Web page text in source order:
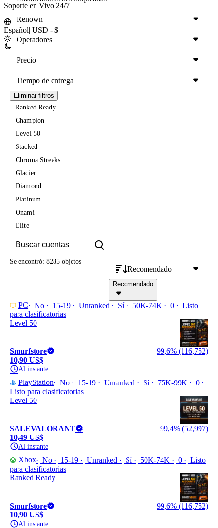
Soporte en Vivo 24/7
Español| USD - $
Renown
Operadores
Precio
Tiempo de entrega
Eliminar filtros
Ranked Ready
Champion
Level 50
Stacked
Chroma Streaks
Glacier
Diamond
Platinum
Onami
Elite
Recomendado
Recomendado
Se encontró: 8285 objetos
PC No 15-19 Unranked Sí 50K-74K 0
Listo
para clasificatorias
Level 50
Smurfstore
99,6% (116,752)
10,90 US$
Al instante
PlayStation No 15-19 Unranked Sí 75K-99K
0
Listo para clasificatorias
Level 50
SALEVALORANT
99,4% (52,997)
10,49 US$
Al instante
Xbox No 15-19 Unranked Sí 50K-74K 0
Listo
para clasificatorias
Ranked Ready
Smurfstore
99,6% (116,752)
10,90 US$
Al instante